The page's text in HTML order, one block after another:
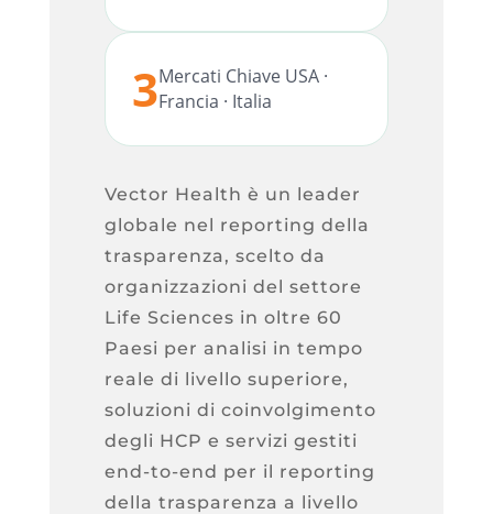
3Mercati Chiave USA ·
Francia · Italia
Vector Health è un leader
globale nel reporting della
trasparenza, scelto da
organizzazioni del settore
Life Sciences in oltre 60
Paesi per analisi in tempo
reale di livello superiore,
soluzioni di coinvolgimento
degli HCP e servizi gestiti
end-to-end per il reporting
della trasparenza a livello